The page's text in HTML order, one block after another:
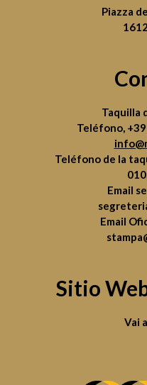
Piazza
Taquilla
Teléfono,
Teléfono de la
Email
Email
Sitio
Vai